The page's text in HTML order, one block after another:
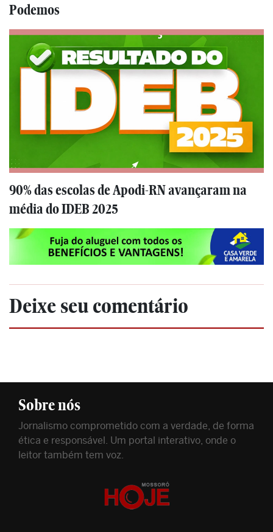
Podemos
90% das escolas de Apodi-RN avançaram na
média do IDEB 2025
Deixe seu comentário
Sobre nós
Jornalismo comprometido com a verdade, de forma
ética e responsável. Um portal interativo, onde o
leitor também tem voz.